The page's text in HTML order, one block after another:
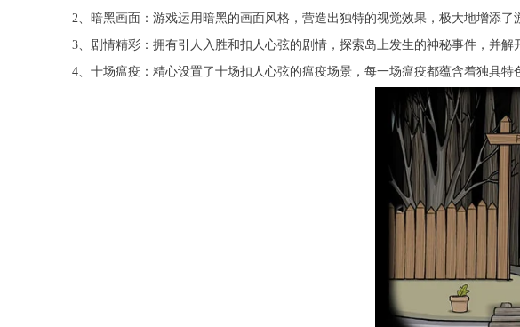
2、暗黑画面：游戏运用暗黑的画面风格，营造出独特的视觉效果，极大地增添
3、剧情精彩：拥有引人入胜和扣人心弦的剧情，探索岛上发生的神秘事件，并解
4、十场瘟疫：精心设置了十场扣人心弦的瘟疫场景，每一场瘟疫都蕴含着独具